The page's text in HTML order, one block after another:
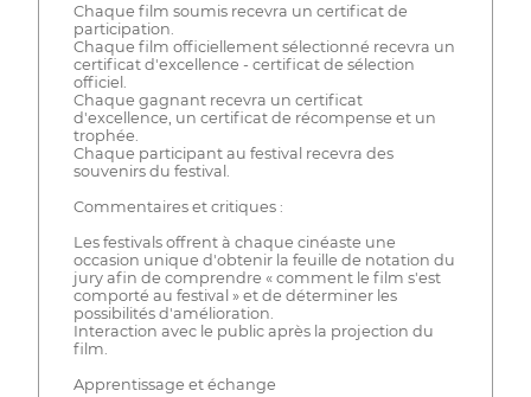
Chaque film soumis recevra un certificat de
participation.
Chaque film officiellement sélectionné recevra un
certificat d'excellence - certificat de sélection
officiel.
Chaque gagnant recevra un certificat
d'excellence, un certificat de récompense et un
trophée.
Chaque participant au festival recevra des
souvenirs du festival.
Commentaires et critiques :
Les festivals offrent à chaque cinéaste une
occasion unique d'obtenir la feuille de notation du
jury afin de comprendre « comment le film s'est
comporté au festival » et de déterminer les
possibilités d'amélioration.
Interaction avec le public après la projection du
film.
Apprentissage et échange